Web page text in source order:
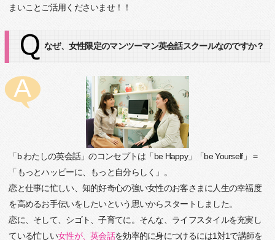
まいことご活用くださいませ！！
なぜ、女性限定のマンツーマン英会話スクールなのですか？
「b わたしの英会話」のコンセプトは「be Happy」「be Yourself」＝
「もっとハッピーに、もっと自分らしく」。
恋と仕事に忙しい、知的好奇心の強い女性のお客さまに人生の幸福度
を高めるお手伝いをしたいという思いからスタートしました。
恋に、そして、シゴト、子育てに。そんな、ライフスタイルを充実し
ている忙しい女性が、英会話を効率的に身につけるには1対1で講師を